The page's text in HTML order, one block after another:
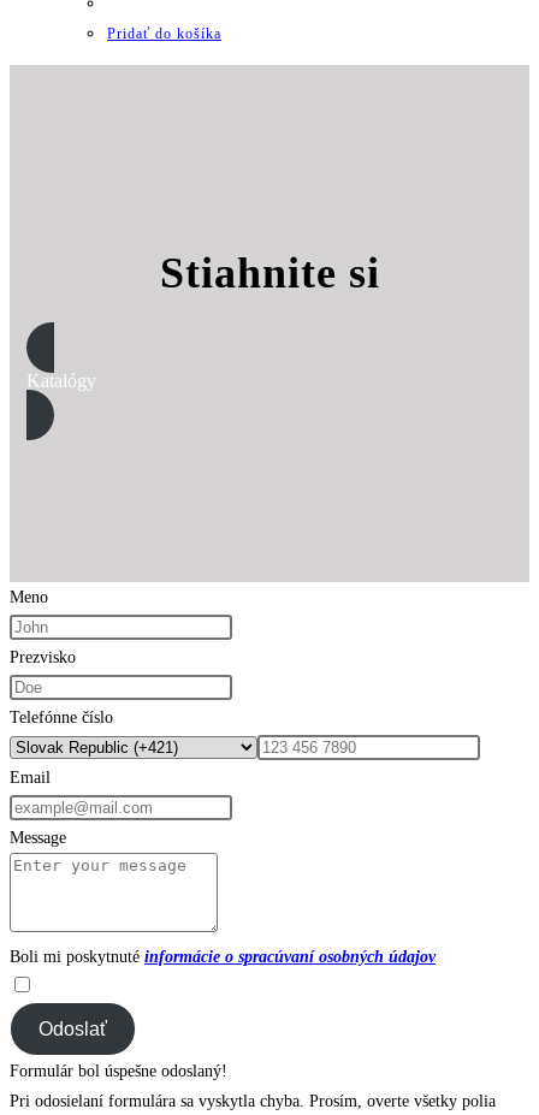
Pridať do košíka
Stiahnite si
Katalógy
Meno
Prezvisko
Telefónne číslo
Email
Message
Boli mi poskytnuté informácie o spracúvaní osobných údajov
Odoslať
Formulár bol úspešne odoslaný!
Pri odosielaní formulára sa vyskytla chyba. Prosím, overte všetky polia